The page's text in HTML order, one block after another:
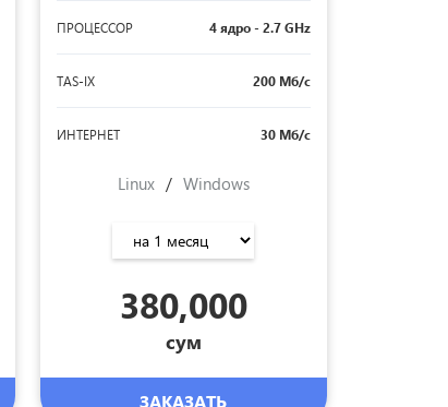
ПРОЦЕССОР 4 ядро - 2.7 GHz
TAS-IX 200 Мб/с
ИНТЕРНЕТ 30 Мб/с
Linux / Windows
380,000
сум
ЗАКАЗАТЬ